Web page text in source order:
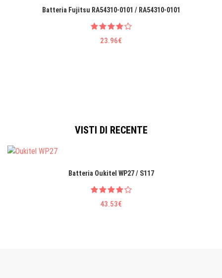
Batteria Fujitsu RA54310-0101 / RA54310-0101
23.96€
VISTI DI RECENTE
Batteria Oukitel WP27 / S117
43.53€